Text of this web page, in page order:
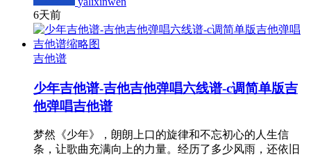
6天前
吉他谱
少年吉他谱-吉他吉他弹唱六线谱-c调简单版吉
他弹唱吉他谱
梦然《少年》，朗朗上口的旋律和不忘初心的人生信
条，让歌曲充满向上的力量。经历了多少风雨，还依旧